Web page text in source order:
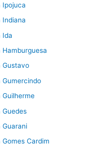
Ipojuca
Indiana
Ida
Gustavo
Gumercindo
Guilherme
Guedes
Guarani
Cardim